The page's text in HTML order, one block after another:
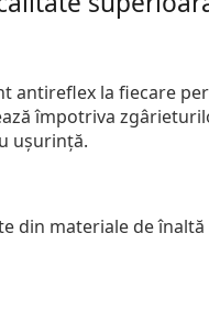
antireflex la fiecare
împotriva
ușurință.
din materiale de